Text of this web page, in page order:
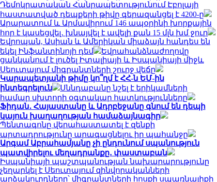
Դեմոկրատական ​​Հանրապետությունում Էբոլայի
հաստատված դեպքերի թիվը գերազանցել է 4200-ը
Արարատում և Արմավիրում 146 ապօրինի խորքային
հոր է կասեցվել․ խնայվել է ավելի քան 15 մլն խմ ջուր
Եվրոպան, Ասիան և Ամերիկան ​​միաձայն հանդես են
եկել Ինֆանտինոյի դեմ
Եվրահանձնաժողովը
ցանկանում է լուծել Իտալիայի և Իսպանիայի միջև
Սեուտայում միգրանտների շուրջ վեճը
Կարապետյանի թիմը կո՞ղմ է ՀՀ-ն ԵՄ-ին
ինտեգրելուն
Սննդաբանը նշել է երիկամների
համար սխտորի օգտակար հատկությունները
Ֆիդան․ Հայաստանը և Ադրբեջանը գնում են դեպի
կայուն խաղաղության համաձայնագիր
Պենտագոնը վերահաստատել է զենքի
արտադրությունը արագացնելու իր պահանջը
Արգամ Աբրահամյանը չի ընդունում սպանություն
պատվիրելու մեղադրանքը․ փաստաբան
Իսպանիայի պաշտպանության նախարարությունը
չեղարկել է Սեուտայում զինվորականների
արձակուրդները՝ միգրանտների հոսքի սպառնալիքի